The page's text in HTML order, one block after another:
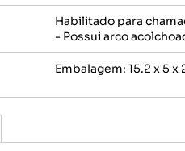
Habilitado para
- Possui arco
Embalagem: 15.2 x 5 x